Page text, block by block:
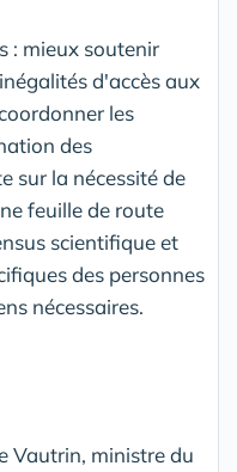
: mieux soutenir
d'accès aux
les
des
sur la nécessité de
feuille de route
scientifique et
des personnes
nécessaires.
Vautrin, ministre du